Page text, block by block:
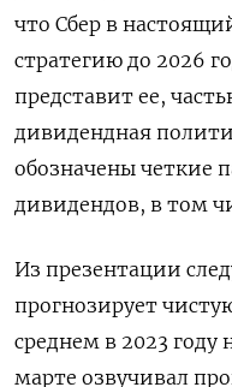
что Сбер в
стратегию до 2026
представит ее,
дивидендная
обозначены четкие
дивидендов, в том
Из презентации
прогнозирует
среднем в 2023 году
марте озвучивал